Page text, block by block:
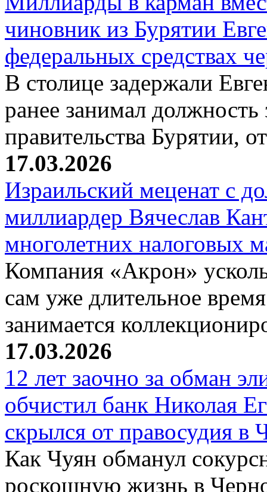
чиновник из Бурятии
федеральных средствах
В столице задержали
ранее занимал должность
правительства Бурятии,
17.03.2026
Израильский меценат с
миллиардер Вячеслав
многолетних налоговых
Компания «Акрон»
сам уже длительное
занимается
17.03.2026
12 лет заочно за обман
обчистил банк Николая
скрылся от правосудия в
Как Чуян обманул
роскошную жизнь в